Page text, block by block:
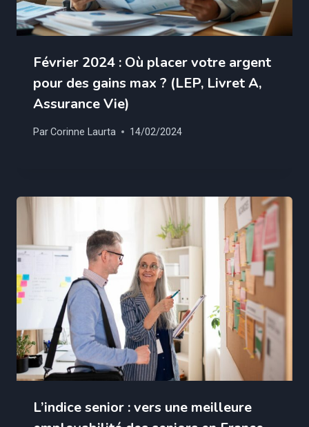
Février 2024 : Où placer votre argent
pour des gains max ? (LEP, Livret A,
Assurance Vie)
ParCorinne Laurta 14/02/2024
L’indice senior : vers une meilleure